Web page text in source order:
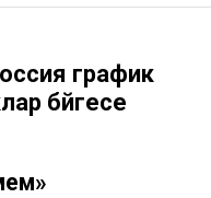
график
бәйгесе